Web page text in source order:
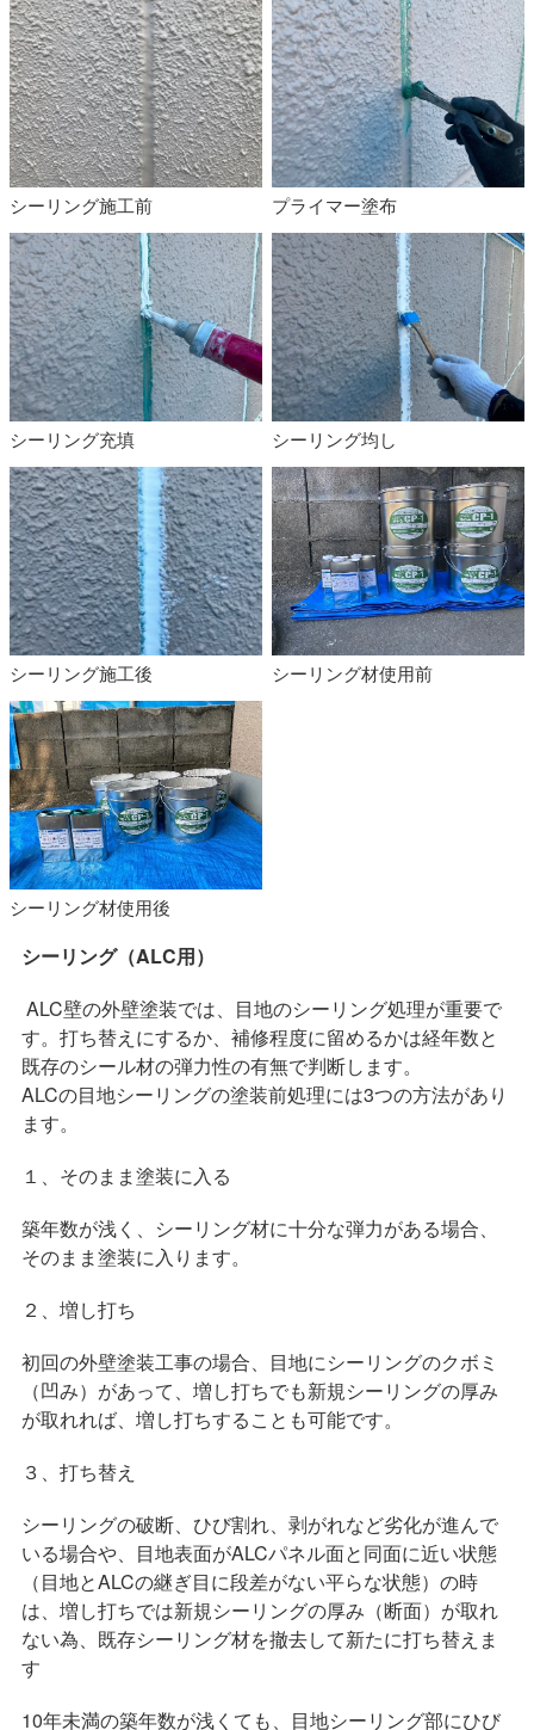
シーリング施工前 プライマー塗布
シーリング充填 シーリング均し
シーリング施工後 シーリング材使用前
シーリング材使用後
シーリング（ALC用）
ALC壁の外壁塗装では、目地のシーリング処理が重要で
す。打ち替えにするか、補修程度に留めるかは経年数と
既存のシール材の弾力性の有無で判断します。
ALCの目地シーリングの塗装前処理には3つの方法があり
ます。
１、そのまま塗装に入る
築年数が浅く、シーリング材に十分な弾力がある場合、
そのまま塗装に入ります。
２、増し打ち
初回の外壁塗装工事の場合、目地にシーリングのクボミ
（凹み）があって、増し打ちでも新規シーリングの厚み
が取れれば、増し打ちすることも可能です。
３、打ち替え
シーリングの破断、ひび割れ、剥がれなど劣化が進んで
いる場合や、目地表面がALCパネル面と同面に近い状態
（目地とALCの継ぎ目に段差がない平らな状態）の時
は、増し打ちでは新規シーリングの厚み（断面）が取れ
ない為、既存シーリング材を撤去して新たに打ち替えま
す
10年未満の築年数が浅くても、目地シーリング部にひび